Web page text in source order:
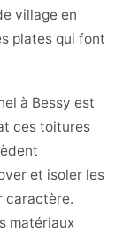
village en
plates qui font
à Bessy est
ces toitures
et isoler les
caractère.
matériaux